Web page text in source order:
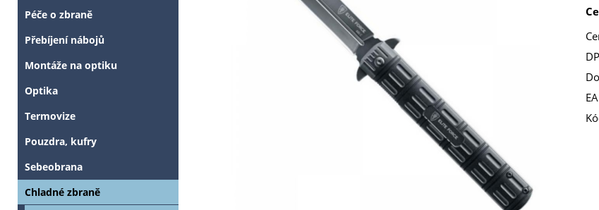
Péče o zbraně
Přebíjení nábojů
Montáže na optiku
Optika
Termovize
Pouzdra, kufry
Sebeobrana
Chladné zbraně